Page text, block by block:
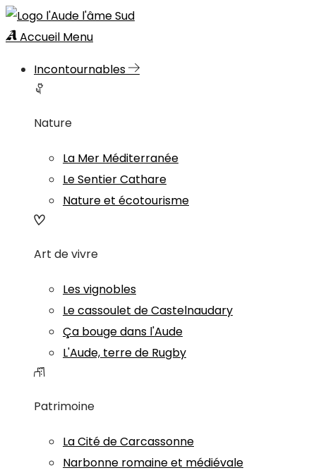
Accueil Menu
Incontournables
Nature
La Mer Méditerranée
Le Sentier Cathare
Nature et écotourisme
Art de vivre
Les vignobles
Le cassoulet de Castelnaudary
Ça bouge dans l'Aude
L'Aude, terre de Rugby
Patrimoine
La Cité de Carcassonne
Narbonne romaine et médiévale